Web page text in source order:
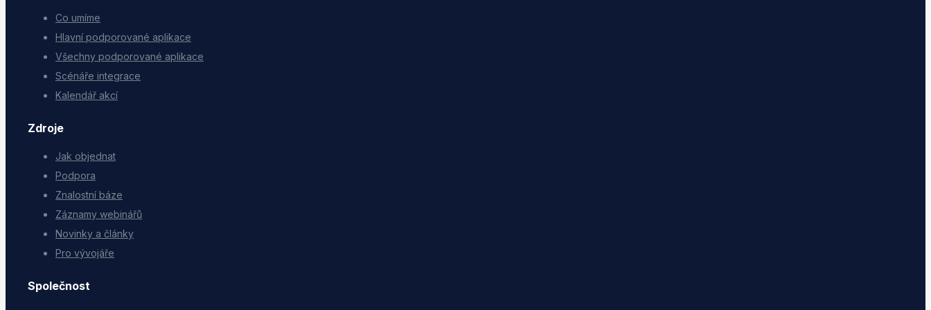
Co umíme
Hlavní podporované aplikace
Všechny podporované aplikace
Scénáře integrace
Kalendář akcí
Zdroje
Jak objednat
Podpora
Znalostní báze
Záznamy webinářů
Novinky a články
Pro vývojáře
Společnost